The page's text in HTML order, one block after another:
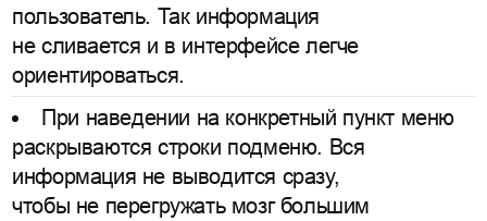
пользователь. Так информация
не сливается и в интерфейсе легче
ориентироваться.
При наведении на конкретный пункт меню
раскрываются строки подменю. Вся
информация не выводится сразу,
чтобы не перегружать мозг большим